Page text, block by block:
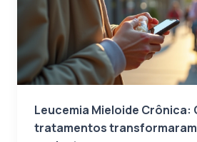
Leucemia Mieloide Crônica:
tratamentos transformaram